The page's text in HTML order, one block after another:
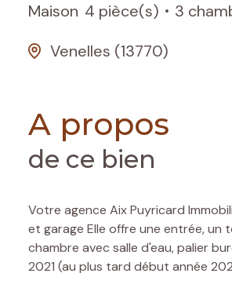
Maison 4 pièce(s) 3
Venelles (13770)
A propos
de ce bien
Votre agence Aix Puyricard
et garage Elle offre une entrée, un
chambre avec salle d'eau, palier
2021 (au plus tard début année